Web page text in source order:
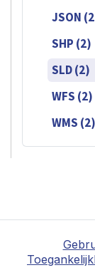
JSON
SHP (2)
SLD (2)
WFS (2)
WMS (2)